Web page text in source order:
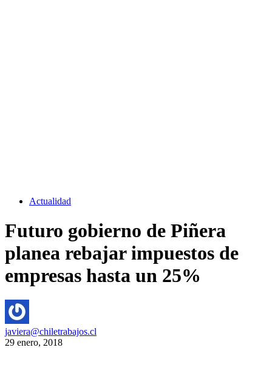
Actualidad
Futuro gobierno de Piñera
planea rebajar impuestos de
empresas hasta un 25%
javiera@chiletrabajos.cl
29 enero, 2018